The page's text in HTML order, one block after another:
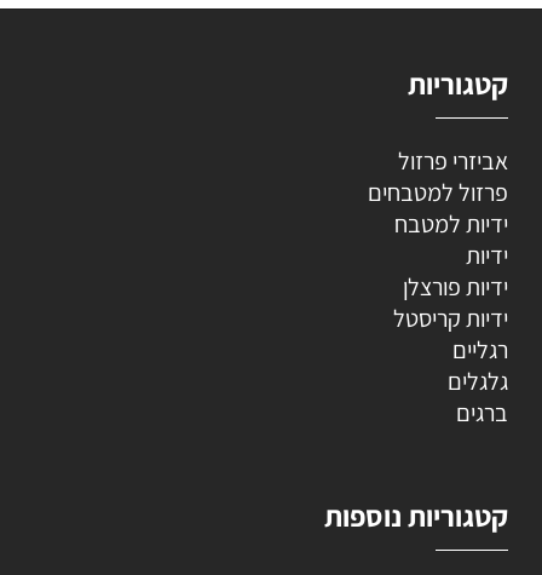
קטגוריות
אביזרי פרזול
פרזול למטבחים
ידיות למטבח
ידיות
ידיות פורצלן
ידיות קריסטל
רגליים
גלגלים
ברגים
קטגוריות נוספות